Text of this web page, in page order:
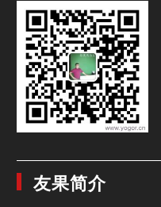
友果简介